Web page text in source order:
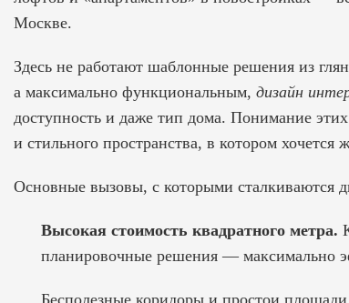
Москве.
Здесь не работают шаблонные решения из
а максимально функциональным, дизайн
доступность и даже тип дома. Понимание
и стильного пространства, в котором хочется
Основные вызовы, с которыми сталкиваются
Высокая стоимость квадратного метра.
планировочные решения — максимально
Бесполезные коридоры и простои